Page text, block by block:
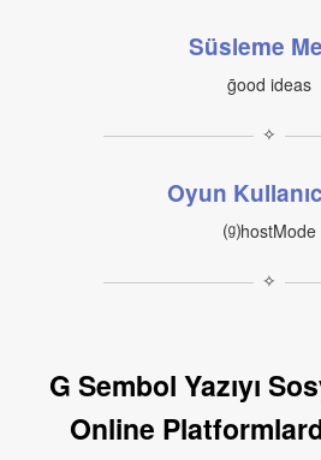
Süsleme
ḡood ideas
✧
Oyun
⒢hostMode
✧
G Sembol Yazıyı
Online